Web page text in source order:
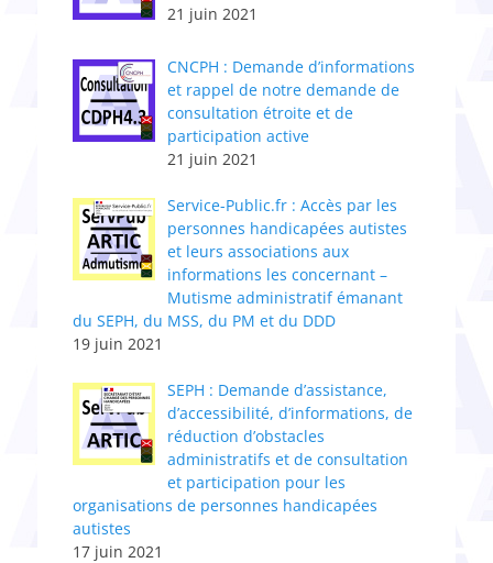
21 juin 2021
CNCPH : Demande d’informations
et rappel de notre demande de
consultation étroite et de
participation active
21 juin 2021
Service-Public.fr : Accès par les
personnes handicapées autistes
et leurs associations aux
informations les concernant –
Mutisme administratif émanant
du SEPH, du MSS, du PM et du DDD
19 juin 2021
SEPH : Demande d’assistance,
d’accessibilité, d’informations, de
réduction d’obstacles
administratifs et de consultation
et participation pour les
organisations de personnes handicapées
autistes
17 juin 2021